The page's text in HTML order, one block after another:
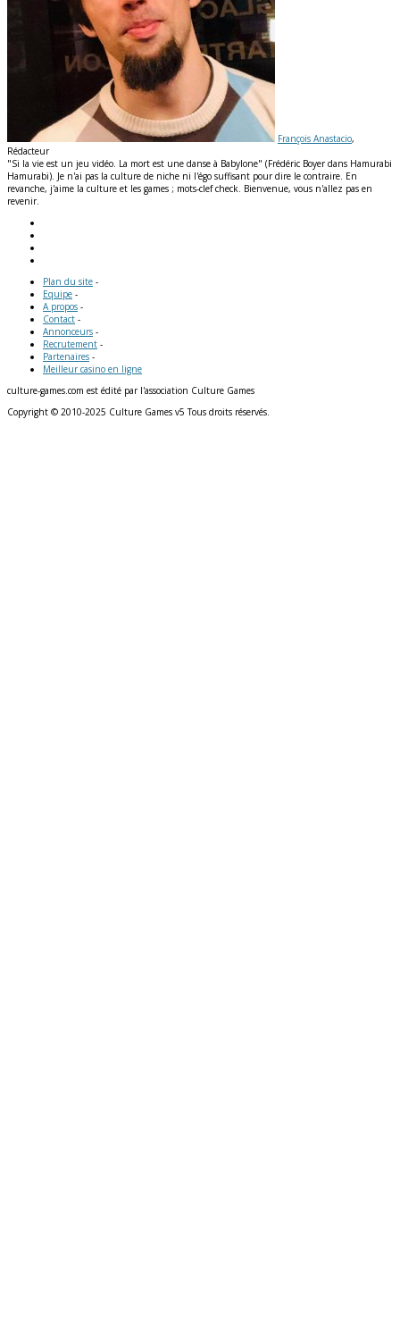
François Anastacio,
Rédacteur
"Si la vie est un jeu vidéo. La mort est une danse à Babylone" (Frédéric Boyer dans Hamurabi
Hamurabi). Je n'ai pas la culture de niche ni l'égo suffisant pour dire le contraire. En
revanche, j'aime la culture et les games ; mots-clef check. Bienvenue, vous n'allez pas en
revenir.
Plan du site -
Equipe -
A propos -
Contact -
Annonceurs -
Recrutement -
Partenaires -
Meilleur casino en ligne
culture-games.com est édité par l'association Culture Games
Copyright © 2010-2025 Culture Games v5 Tous droits réservés.